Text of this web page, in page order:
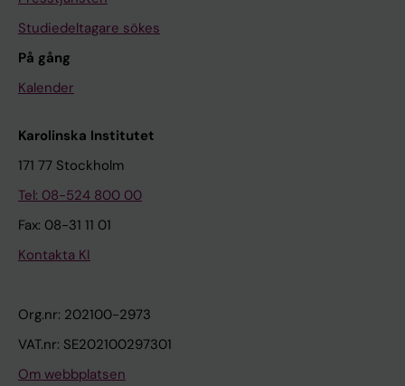
Studiedeltagare sökes
På gång
Kalender
Karolinska Institutet
171 77 Stockholm
Tel: 08-524 800 00
Fax: 08-31 11 01
Kontakta KI
Org.nr: 202100-2973
VAT.nr: SE202100297301
Om webbplatsen